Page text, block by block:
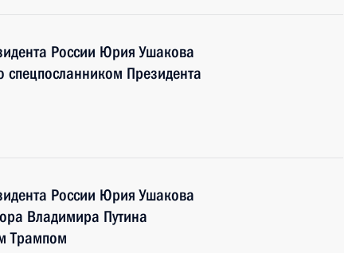
России Юрия Ушакова
спецпосланником Президента
России Юрия Ушакова
Владимира Путина
Трампом